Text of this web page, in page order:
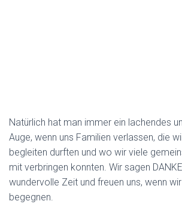
Natürlich hat man immer ein lachendes
Auge, wenn uns Familien verlassen, die
begleiten durften und wo wir viele
mit verbringen konnten. Wir sagen
wundervolle Zeit und freuen uns, wenn
begegnen.